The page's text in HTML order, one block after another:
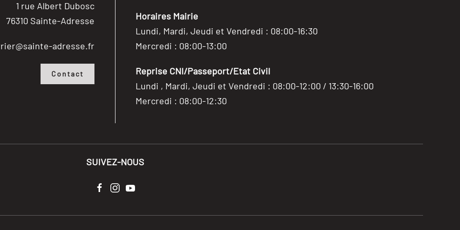
1 rue Albert Dubosc
76310 Sainte-Adresse
adresse.fr
Contact
Horaires Mairie
Lundi, Mardi, Jeudi et Vendredi : 08:00-16:30
Mercredi : 08:00-13:00
Reprise CNI/Passeport/Etat Civil
Lundi , Mardi, Jeudi et Vendredi : 08:00-12:00 / 13:30-16:00
Mercredi : 08:00-12:30
SUIVEZ-NOUS